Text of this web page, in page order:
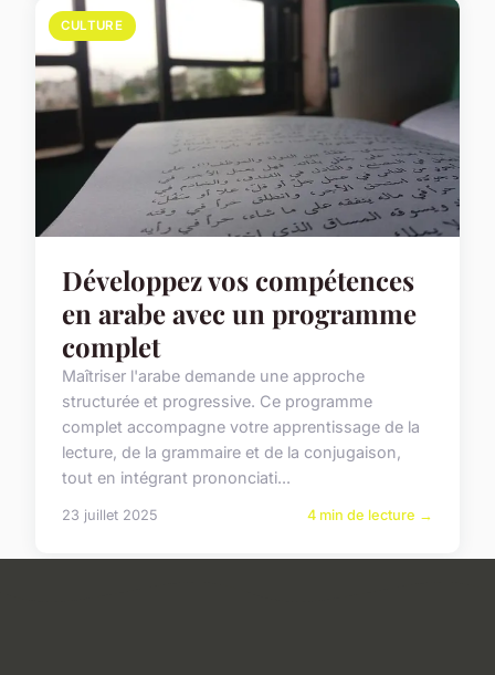
CULTURE
Développez vos compétences
en arabe avec un programme
complet
Maîtriser l'arabe demande une approche
structurée et progressive. Ce programme
complet accompagne votre apprentissage de la
lecture, de la grammaire et de la conjugaison,
tout en intégrant prononciati...
23 juillet 2025 4 min de lecture →